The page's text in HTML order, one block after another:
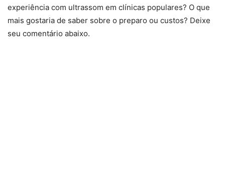
experiência com ultrassom em clínicas populares? O que
mais gostaria de saber sobre o preparo ou custos? Deixe
seu comentário abaixo.